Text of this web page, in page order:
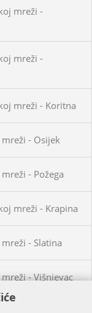
mreži -
mreži -
mreži - Koritna
- Osijek
- Požega
mreži - Krapina
- Slatina
- Višnjevac